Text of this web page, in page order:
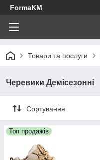
FormaKM
Товари та послуги
Черевики Демісезонні
Сортування
Топ продажів